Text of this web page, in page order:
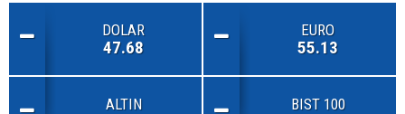
DOLAR
47.68
EURO
55.13
ALTIN BIST 100